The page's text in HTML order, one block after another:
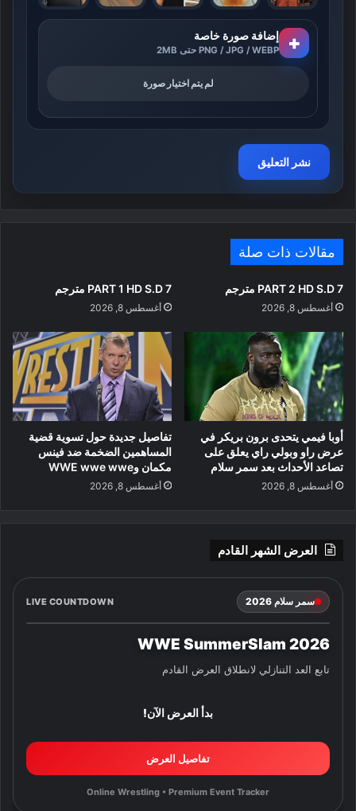
+ إضافة صورة خاصة
PNG / JPG / WEBP حتى 2MB
لم يتم اختيار صورة
مقالات ذات صلة
PART 2 HD S.D 7 مترجم
أغسطس 8, 2026
PART 1 HD S.D 7 مترجم
أغسطس 8, 2026
أوبا فيمي يتحدى برون بريكر في
عرض راو وبولي راي يعلق على
تصاعد الأحداث بعد سمر سلام
أغسطس 8, 2026
تفاصيل جديدة حول تسوية قضية
المساهمين الضخمة ضد فينس
مكمان وWWE wwe wwe
أغسطس 8, 2026
العرض الشهر القادم
سمر سلام 2026 LIVE COUNTDOWN
WWE SummerSlam 2026
تابع العد التنازلي لانطلاق العرض القادم
بدأ العرض الآن!
تفاصيل العرض
Online Wrestling • Premium Event Tracker